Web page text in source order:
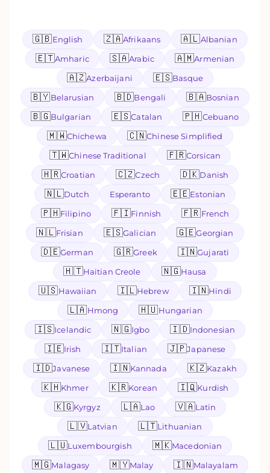
🇬🇧English 🇿🇦Afrikaans 🇦🇱Albanian
🇪🇹Amharic 🇸🇦Arabic 🇦🇲Armenian
🇦🇿Azerbaijani 🇪🇸Basque
🇧🇾Belarusian 🇧🇩Bengali 🇧🇦Bosnian
🇧🇬Bulgarian 🇪🇸Catalan 🇵🇭Cebuano
🇲🇼Chichewa 🇨🇳Chinese Simplified
🇹🇼Chinese Traditional 🇫🇷Corsican
🇭🇷Croatian 🇨🇿Czech 🇩🇰Danish
🇳🇱Dutch Esperanto 🇪🇪Estonian
🇵🇭Filipino 🇫🇮Finnish 🇫🇷French
🇳🇱Frisian 🇪🇸Galician 🇬🇪Georgian
🇩🇪German 🇬🇷Greek 🇮🇳Gujarati
🇭🇹Haitian Creole 🇳🇬Hausa
🇺🇸Hawaiian 🇮🇱Hebrew 🇮🇳Hindi
🇱🇦Hmong 🇭🇺Hungarian
🇮🇸Icelandic 🇳🇬Igbo 🇮🇩Indonesian
🇮🇪Irish 🇮🇹Italian 🇯🇵Japanese
🇮🇩Javanese 🇮🇳Kannada 🇰🇿Kazakh
🇰🇭Khmer 🇰🇷Korean 🇮🇶Kurdish
🇰🇬Kyrgyz 🇱🇦Lao 🇻🇦Latin
🇱🇻Latvian 🇱🇹Lithuanian
🇱🇺Luxembourgish 🇲🇰Macedonian
🇲🇬Malagasy 🇲🇾Malay 🇮🇳Malayalam